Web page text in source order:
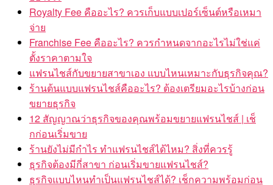
Royalty Fee คืออะไร? ควรเก็บแบบเปอร์เซ็นต์หรือเหมา
จ่าย
Franchise Fee คืออะไร? ควรกำหนดจากอะไรไม่ใช่แค่
ตั้งราคาตามใจ
แฟรนไชส์กับขยายสาขาเอง แบบไหนเหมาะกับธุรกิจคุณ?
ร้านต้นแบบแฟรนไชส์คืออะไร? ต้องเตรียมอะไรบ้างก่อน
ขยายธุรกิจ
12 สัญญาณว่าธุรกิจของคุณพร้อมขยายแฟรนไชส์ | เช็
กก่อนเริ่มขาย
ร้านยังไม่มีกำไร ทำแฟรนไชส์ได้ไหม? สิ่งที่ควรรู้
ธุรกิจต้องมีกี่สาขา ก่อนเริ่มขายแฟรนไชส์?
ธุรกิจแบบไหนทำเป็นแฟรนไชส์ได้? เช็กความพร้อมก่อน